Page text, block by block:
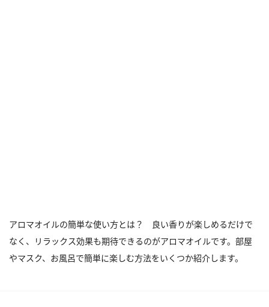
アロマオイルの簡単な使い方とは？ 良い香りが楽しめるだけで
なく、リラックス効果も期待できるのがアロマオイルです。部屋
やマスク、お風呂で簡単に楽しむ方法をいくつか紹介します。